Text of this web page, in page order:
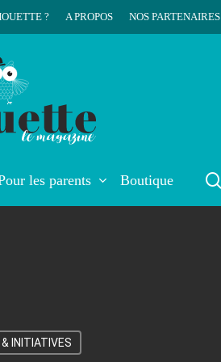
? A PROPOS NOS PARTENAIRES
les parents Boutique
INITIATIVES